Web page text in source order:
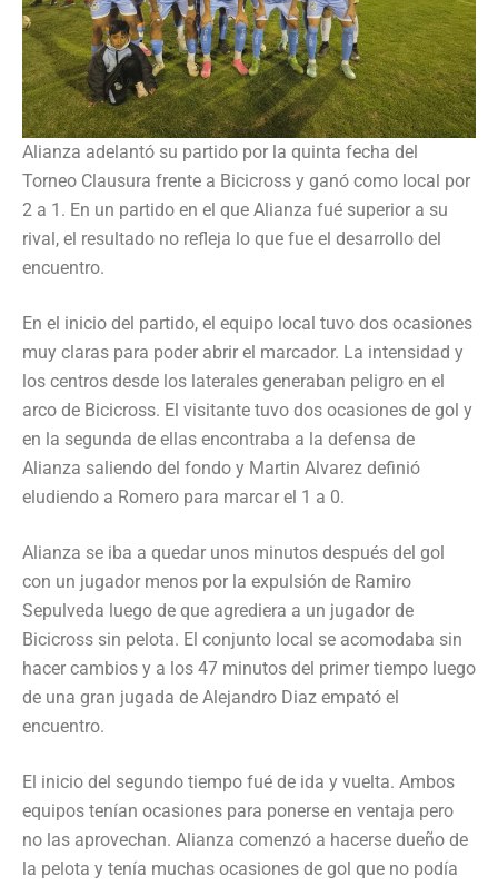
Alianza adelantó su partido por la quinta fecha del
Torneo Clausura frente a Bicicross y ganó como local por
2 a 1. En un partido en el que Alianza fué superior a su
rival, el resultado no refleja lo que fue el desarrollo del
encuentro.
En el inicio del partido, el equipo local tuvo dos ocasiones
muy claras para poder abrir el marcador. La intensidad y
los centros desde los laterales generaban peligro en el
arco de Bicicross. El visitante tuvo dos ocasiones de gol y
en la segunda de ellas encontraba a la defensa de
Alianza saliendo del fondo y Martin Alvarez definió
eludiendo a Romero para marcar el 1 a 0.
Alianza se iba a quedar unos minutos después del gol
con un jugador menos por la expulsión de Ramiro
Sepulveda luego de que agrediera a un jugador de
Bicicross sin pelota. El conjunto local se acomodaba sin
hacer cambios y a los 47 minutos del primer tiempo luego
de una gran jugada de Alejandro Diaz empató el
encuentro.
El inicio del segundo tiempo fué de ida y vuelta. Ambos
equipos tenían ocasiones para ponerse en ventaja pero
no las aprovechan. Alianza comenzó a hacerse dueño de
la pelota y tenía muchas ocasiones de gol que no podía